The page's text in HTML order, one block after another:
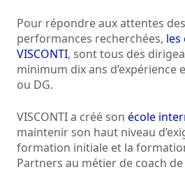
Pour répondre aux attentes
performances recherchées, les
VISCONTI, sont tous des
minimum dix ans d’expérience
ou DG.
VISCONTI a créé son école
maintenir son haut niveau
formation initiale et la
Partners au métier de coach